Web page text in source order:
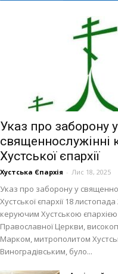
Указ про заборону у
священнослужінні
Хустської єпархії
Хустська Єпархія - Лис 18, 2025
Указ про заборону у
Хустської єпархії 18
керуючим Хустською єпархією
Православної Церкви,
Марком, митрополитом
Виноградівським, було...